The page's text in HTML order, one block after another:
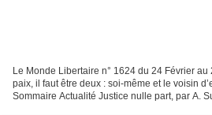
Le Monde Libertaire n° 1624 du 24 Février
paix, il faut être deux : soi-même et le voisin
Sommaire Actualité Justice nulle part, par A.